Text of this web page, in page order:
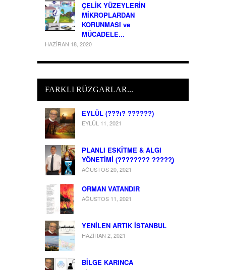
ÇELİK YÜZEYLERİN
MİKROPLARDAN
KORUNMASI ve
MÜCADELE...
HAZIRAN 18, 2020
FARKLI RÜZGARLAR...
EYLÜL (???ı? ??????)
EYLÜL 11, 2021
PLANLI ESKİTME & ALGI
YÖNETİMİ (??̈?????? ?????̧)
AĞUSTOS 20, 2021
ORMAN VATANDIR
AĞUSTOS 11, 2021
YENİLEN ARTIK İSTANBUL
HAZIRAN 2, 2021
BİLGE KARINCA